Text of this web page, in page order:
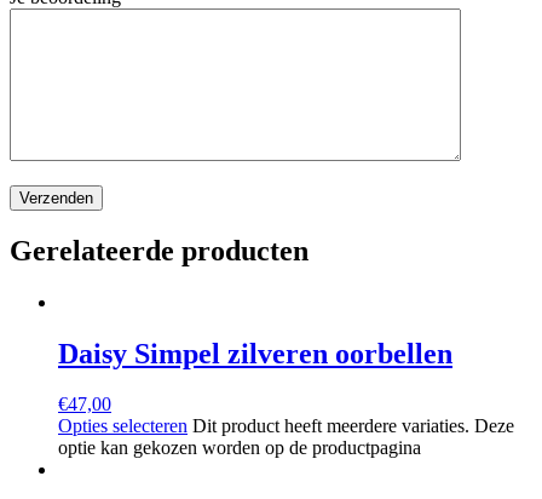
Gerelateerde producten
Daisy Simpel zilveren oorbellen
€47,00
Opties selecteren Dit product heeft meerdere variaties. Deze
optie kan gekozen worden op de productpagina